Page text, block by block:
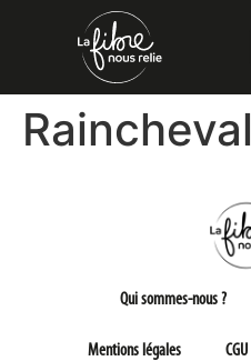
Raincheval
Qui sommes-nous ?
Mentions légales CGU